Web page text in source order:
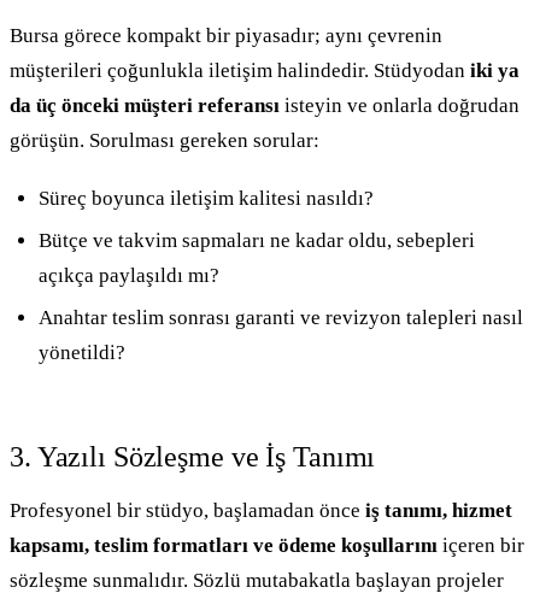
Bursa görece kompakt bir piyasadır; aynı çevrenin
müşterileri çoğunlukla iletişim halindedir. Stüdyodan iki ya
da üç önceki müşteri referansı isteyin ve onlarla doğrudan
görüşün. Sorulması gereken sorular:
Süreç boyunca iletişim kalitesi nasıldı?
Bütçe ve takvim sapmaları ne kadar oldu, sebepleri
açıkça paylaşıldı mı?
Anahtar teslim sonrası garanti ve revizyon talepleri nasıl
yönetildi?
3. Yazılı Sözleşme ve İş Tanımı
Profesyonel bir stüdyo, başlamadan önce iş tanımı, hizmet
kapsamı, teslim formatları ve ödeme koşullarını içeren bir
sözleşme sunmalıdır. Sözlü mutabakatla başlayan projeler